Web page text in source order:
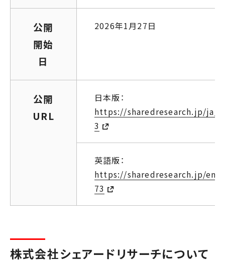
公開
開始
日
2026年1月27日
公開
URL
日本版：
https://sharedresearch.jp/ja/
3
英語版：
https://sharedresearch.jp/en/
73
株式会社シェアードリサーチについて